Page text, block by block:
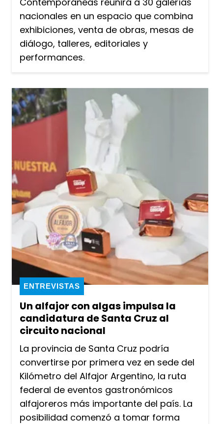
nacionales en un espacio que combina
exhibiciones, venta de obras, mesas de
diálogo, talleres, editoriales y
performances.
Un alfajor con algas impulsa la
candidatura de Santa Cruz al
circuito nacional
ENTREVISTAS
La provincia de Santa Cruz podría
convertirse por primera vez en sede del
Kilómetro del Alfajor Argentino, la ruta
federal de eventos gastronómicos
alfajoreros más importante del país. La
posibilidad comenzó a tomar forma